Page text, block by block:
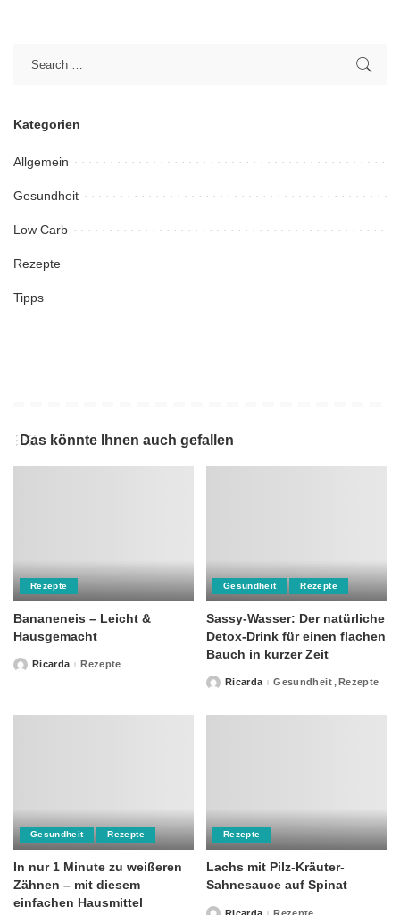
Kategorien
Allgemein
Gesundheit
Low Carb
Rezepte
Tipps
Das könnte Ihnen auch gefallen
Rezepte
Bananeneis – Leicht &
Hausgemacht
PostedRicarda Rezepte
Gesundheit Rezepte
Sassy-Wasser: Der natürliche
Detox-Drink für einen flachen
Bauch in kurzer Zeit
PostedRicarda Gesundheit Rezepte
Gesundheit Rezepte
In nur 1 Minute zu weißeren
Zähnen – mit diesem
einfachen Hausmittel
Rezepte
Lachs mit Pilz-Kräuter-
Sahnesauce auf Spinat
Ricarda Rezepte